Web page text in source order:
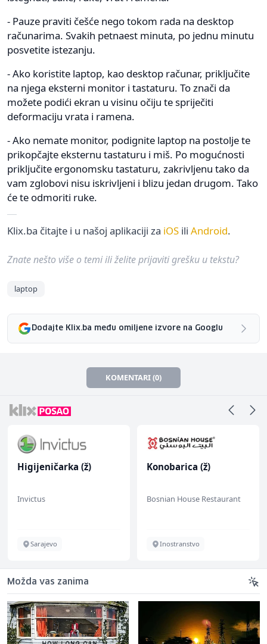
- Pauze praviti češće nego tokom rada na desktop
računarima. Svakih petnaest minuta, po jednu minutu
posvetite istezanju.
- Ako koristite laptop, kao desktop računar, priključite
na njega eksterni monitor i tastaturu. To znači da
možete podići ekran u visinu očiju te spriječiti
deformaciju vrata i ramena.
- Ako nemate monitor, podignite laptop na postolje te
prikopčajte eksternu tastaturu i miš. Po mogućnosti
priključite ergonomsku tastaturu, zakrivljenu tako da
vam zglobovi nisu iskrivljeni i blizu jedan drugom. Tako
će te odmoriti ruke.
Klix.ba čitajte i u našoj aplikaciji za iOS ili Android.
Znate nešto više o temi ili želite prijaviti grešku u tekstu?
laptop
Dodajte Klix.ba među omiljene izvore na Googlu
KOMENTARI (0)
Higijeničarka (ž)
Invictus
Sarajevo
Konobarica (ž)
Bosnian House Restaurant
Inostranstvo
Možda vas zanima